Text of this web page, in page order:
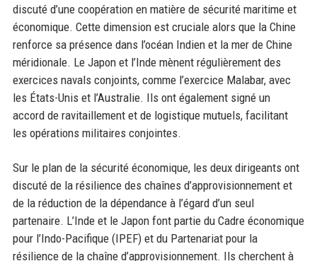
discuté d’une coopération en matière de sécurité maritime et
économique. Cette dimension est cruciale alors que la Chine
renforce sa présence dans l’océan Indien et la mer de Chine
méridionale. Le Japon et l’Inde mènent régulièrement des
exercices navals conjoints, comme l’exercice Malabar, avec
les États-Unis et l’Australie. Ils ont également signé un
accord de ravitaillement et de logistique mutuels, facilitant
les opérations militaires conjointes.
Sur le plan de la sécurité économique, les deux dirigeants ont
discuté de la résilience des chaînes d’approvisionnement et
de la réduction de la dépendance à l’égard d’un seul
partenaire. L’Inde et le Japon font partie du Cadre économique
pour l’Indo-Pacifique (IPEF) et du Partenariat pour la
résilience de la chaîne d’approvisionnement. Ils cherchent à